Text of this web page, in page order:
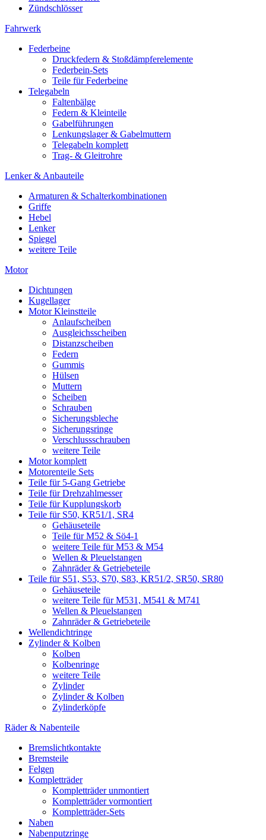
Zündschlösser
Fahrwerk
Federbeine
Druckfedern & Stoßdämpferelemente
Federbein-Sets
Teile für Federbeine
Telegabeln
Faltenbälge
Federn & Kleinteile
Gabelführungen
Lenkungslager & Gabelmuttern
Telegabeln komplett
Trag- & Gleitrohre
Lenker & Anbauteile
Armaturen & Schalterkombinationen
Griffe
Hebel
Lenker
Spiegel
weitere Teile
Motor
Dichtungen
Kugellager
Motor Kleinstteile
Anlaufscheiben
Ausgleichsscheiben
Distanzscheiben
Federn
Gummis
Hülsen
Muttern
Scheiben
Schrauben
Sicherungsbleche
Sicherungsringe
Verschlussschrauben
weitere Teile
Motor komplett
Motorenteile Sets
Teile für 5-Gang Getriebe
Teile für Drehzahlmesser
Teile für Kupplungskorb
Teile für S50, KR51/1, SR4
Gehäuseteile
Teile für M52 & Sö4-1
weitere Teile für M53 & M54
Wellen & Pleuelstangen
Zahnräder & Getriebeteile
Teile für S51, S53, S70, S83, KR51/2, SR50, SR80
Gehäuseteile
weitere Teile für M531, M541 & M741
Wellen & Pleuelstangen
Zahnräder & Getriebeteile
Wellendichtringe
Zylinder & Kolben
Kolben
Kolbenringe
weitere Teile
Zylinder
Zylinder & Kolben
Zylinderköpfe
Räder & Nabenteile
Bremslichtkontakte
Bremsteile
Felgen
Kompletträder
Kompletträder unmontiert
Kompletträder vormontiert
Kompletträder-Sets
Naben
Nabenputzringe